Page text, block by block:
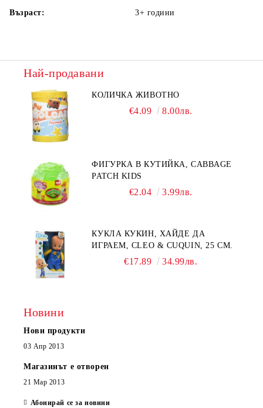
Възраст:
3+ години
Най-продавани
КОЛИЧКА ЖИВОТНО
€4.09 8.00лв.
ФИГУРКА В КУТИЙКА, CABBAGE
PATCH KIDS
€2.04 3.99лв.
КУКЛА КУКИН, ХАЙДЕ ДА
ИГРАЕМ, CLEO & CUQUIN, 25 СМ.
€17.89 34.99лв.
Новини
Нови продукти
03 Апр 2013
Магазинът е отворен
21 Мар 2013
Абонирай се за новини